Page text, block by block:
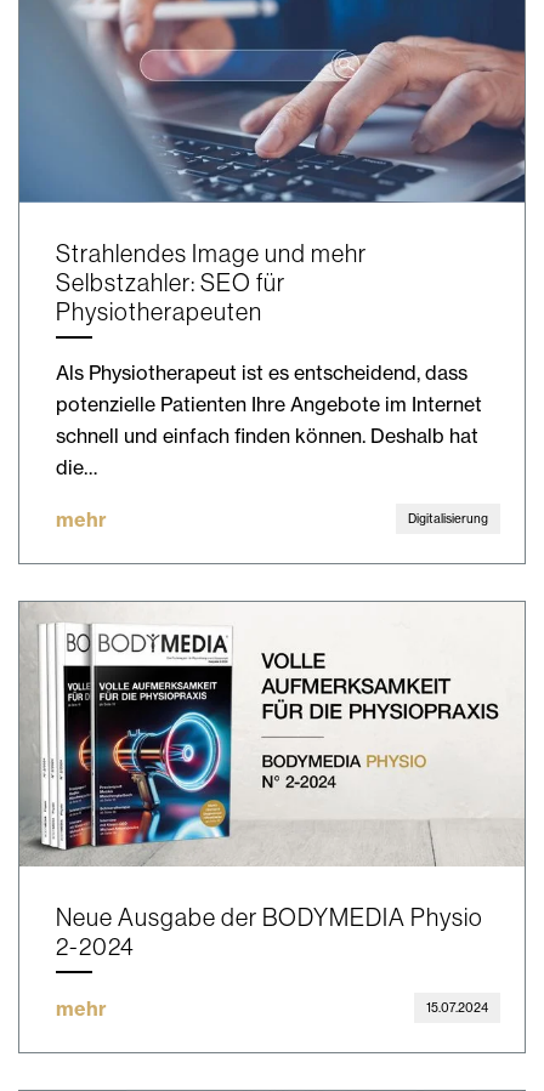
Strahlendes Image und mehr
Selbstzahler: SEO für
Physiotherapeuten
Als Physiotherapeut ist es entscheidend, dass
potenzielle Patienten Ihre Angebote im Internet
schnell und einfach finden können. Deshalb hat
die…
mehr Digitalisierung
Neue Ausgabe der BODYMEDIA Physio
2-2024
mehr 15.07.2024